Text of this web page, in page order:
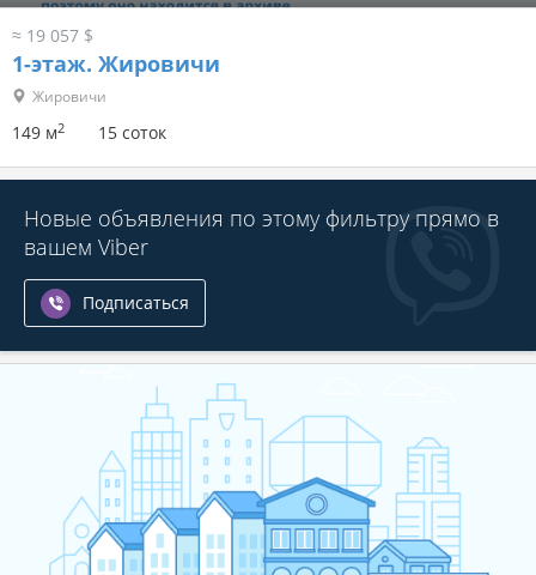
≈ 19 057 $
1-этаж. Жировичи
Жировичи
149 м2 15 соток
Новые объявления по этому фильтру прямо в
вашем Viber
Подписаться